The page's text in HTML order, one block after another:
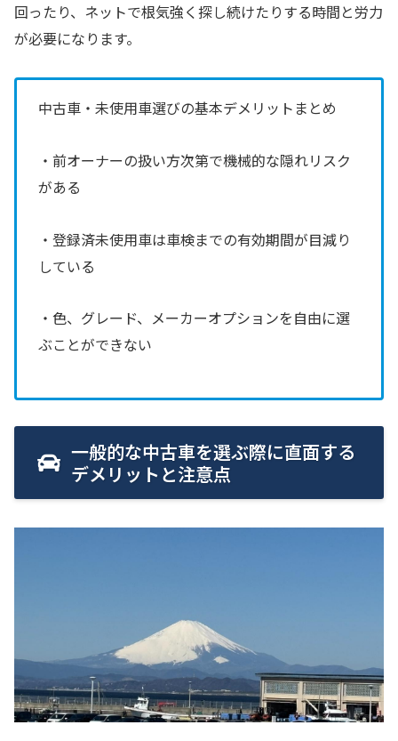
回ったり、ネットで根気強く探し続けたりする時間と労力
が必要になります。
中古車・未使用車選びの基本デメリットまとめ
・前オーナーの扱い方次第で機械的な隠れリスク
がある
・登録済未使用車は車検までの有効期間が目減り
している
・色、グレード、メーカーオプションを自由に選
ぶことができない
一般的な中古車を選ぶ際に直面する
デメリットと注意点